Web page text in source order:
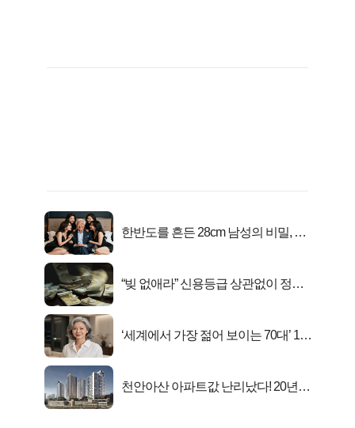
한반도를 흔든 28cm 남성의 비밀, 매
“빚 없애라” 신용등급 상관없이 정부
‘세계에서 가장 젊어 보이는 70대’ 1위
천안아산 아파트값 난리났다! 20년